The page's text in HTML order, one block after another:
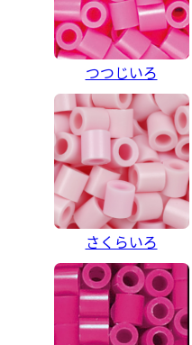
つつじいろ
さくらいろ